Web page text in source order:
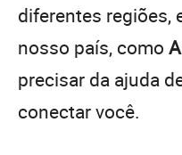
diferentes regiões,
nosso país, como
precisar da ajuda
conectar você.